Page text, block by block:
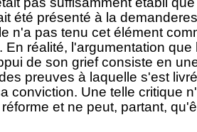
été présenté à la
n'a pas tenu cet élément
En réalité, l'argumentation que
de son grief consiste en
preuves à laquelle s'est
conviction. Une telle critique
et ne peut, partant,